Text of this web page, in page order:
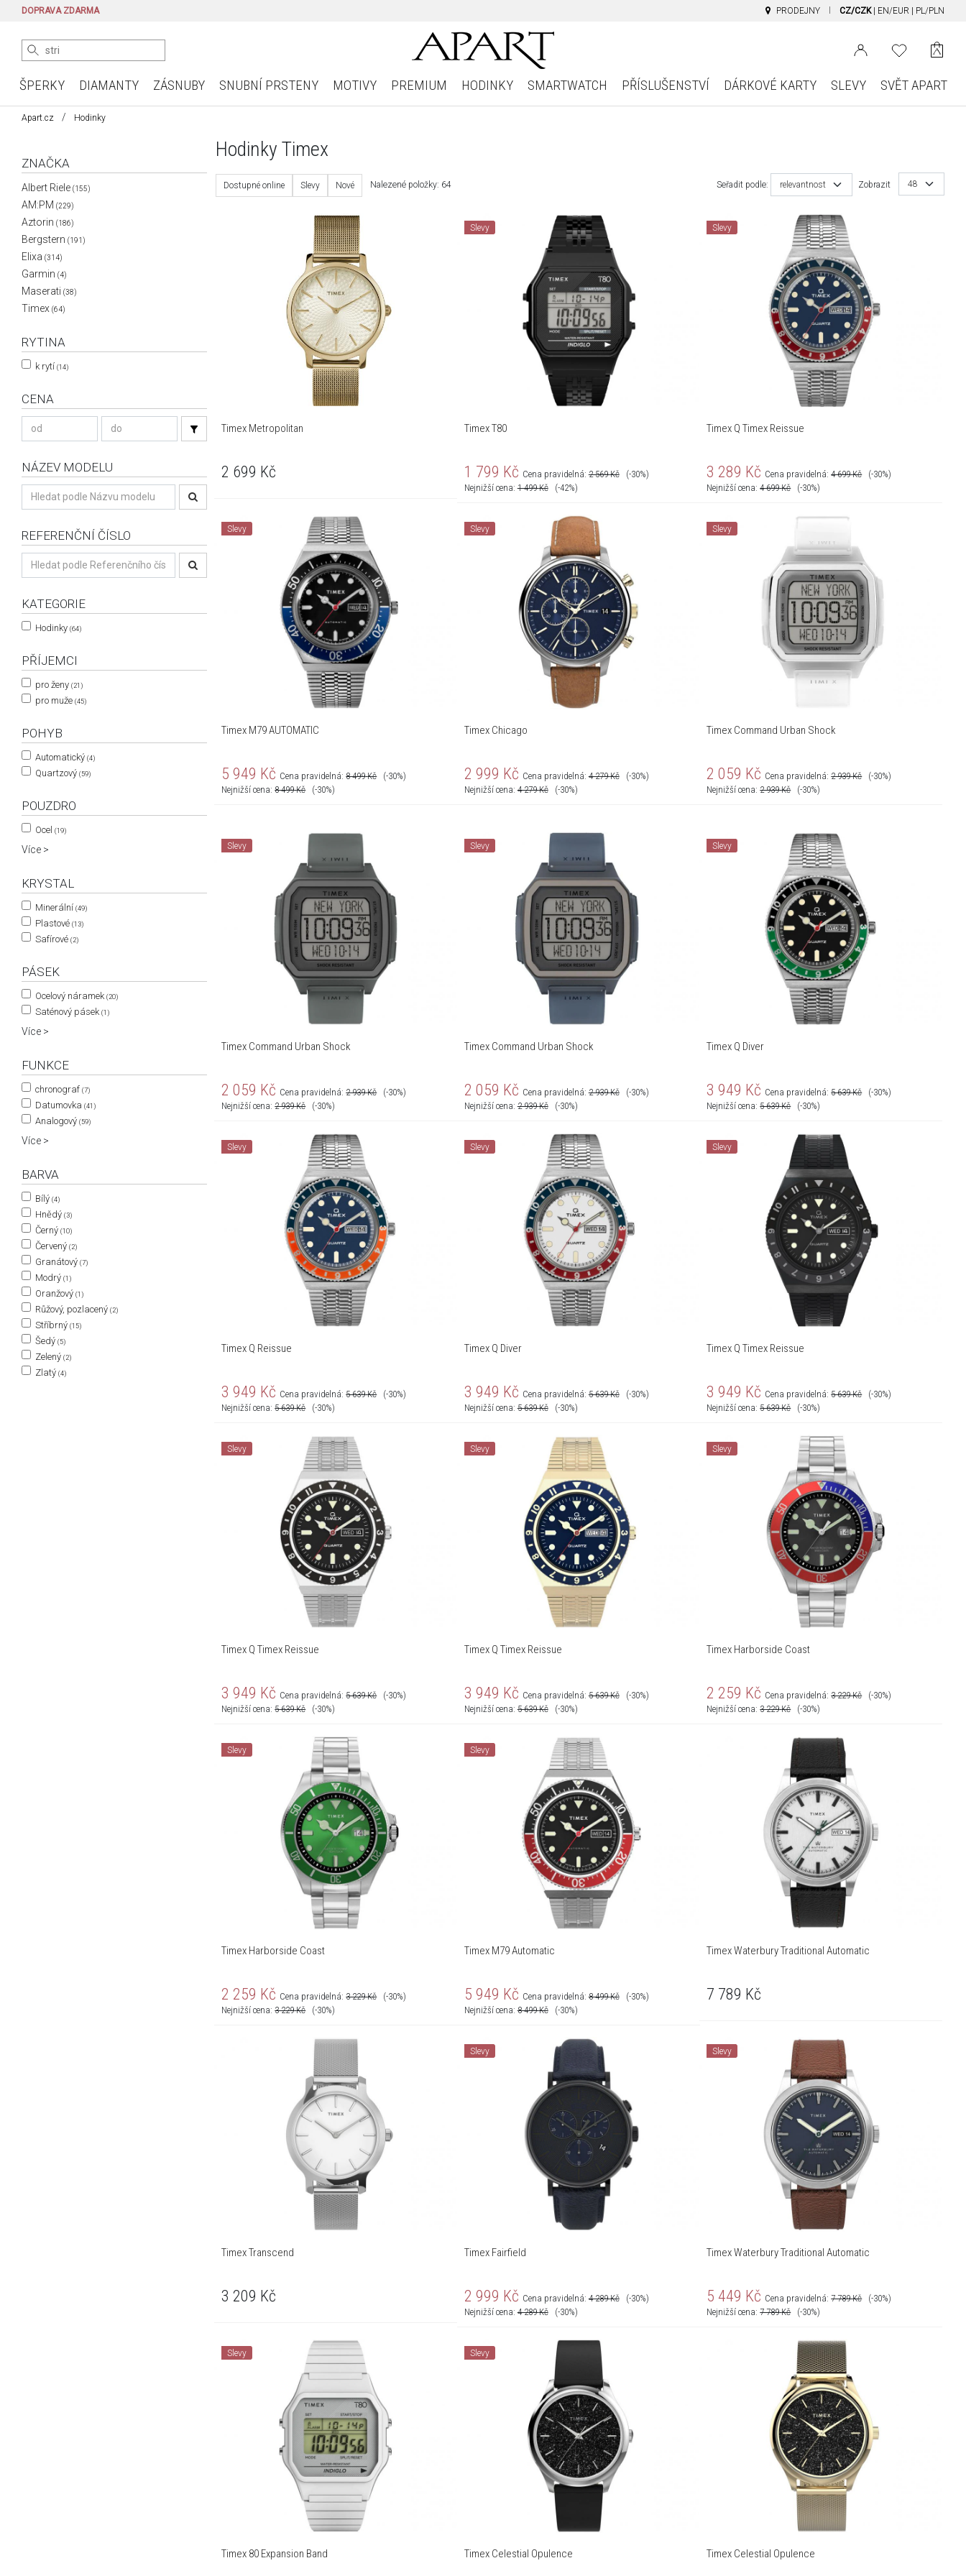
DOPRAVA ZDARMA PRODEJNY CZ/CZK EN/EUR PL/PLN
ŠPERKY DIAMANTY ZÁSNUBY SNUBNÍ PRSTENY MOTIVY PREMIUM HODINKY SMARTWATCH PŘÍSLUŠENSTVÍ DÁRKOVÉ KARTY SLEVY SVĚT APART
Apart.cz Hodinky
ZNAČKA
Albert Riele (155)
AM:PM (229)
Aztorin (186)
Bergstern (191)
Elixa (314)
Garmin (4)
Maserati (38)
Timex (64)
RYTINA
k rytí (14)
CENA
NÁZEV MODELU
REFERENČNÍ ČÍSLO
KATEGORIE
Hodinky (64)
PŘÍJEMCI
pro ženy (21)
pro muže (45)
POHYB
Automatický (4)
Quartzový (59)
POUZDRO
Ocel (19)
Více >
KRYSTAL
Minerální (49)
Plastové (13)
Safírové (2)
PÁSEK
Ocelový náramek (20)
Saténový pásek (1)
Více >
FUNKCE
chronograf (7)
Datumovka (41)
Analogový (59)
Více >
BARVA
Bílý (4)
Hnědý (3)
Černý (10)
Červený (2)
Granátový (7)
Modrý (1)
Oranžový (1)
Růžový, pozlacený (2)
Stříbrný (15)
Šedý (5)
Zelený (2)
Zlatý (4)
Hodinky Timex
Seřadit podle: relevantnost Zobrazit 48
Dostupné online Slevy Nové Nalezené položky: 64
Timex Metropolitan
2 699 Kč
Slevy
Timex T80
1 799 Kč Cena pravidelná:2 569 Kč
(-30%)
Nejnižší cena:1 499 Kč (-42%)
Slevy
Timex Q Timex Reissue
3 289 Kč Cena pravidelná:4 699 Kč
(-30%)
Nejnižší cena:4 699 Kč (-30%)
Slevy
Timex M79 AUTOMATIC
5 949 Kč Cena pravidelná:8 499 Kč
(-30%)
Nejnižší cena:8 499 Kč (-30%)
Slevy
Timex Chicago
2 999 Kč Cena pravidelná:4 279 Kč
(-30%)
Nejnižší cena:4 279 Kč (-30%)
Slevy
Timex Command Urban Shock
2 059 Kč Cena pravidelná:2 939 Kč
(-30%)
Nejnižší cena:2 939 Kč (-30%)
Slevy
Timex Command Urban Shock
2 059 Kč Cena pravidelná:2 939 Kč
(-30%)
Nejnižší cena:2 939 Kč (-30%)
Slevy
Timex Command Urban Shock
2 059 Kč Cena pravidelná:2 939 Kč
(-30%)
Nejnižší cena:2 939 Kč (-30%)
Slevy
Timex Q Diver
3 949 Kč Cena pravidelná:5 639 Kč
(-30%)
Nejnižší cena:5 639 Kč (-30%)
Slevy
Timex Q Reissue
3 949 Kč Cena pravidelná:5 639 Kč
(-30%)
Nejnižší cena:5 639 Kč (-30%)
Slevy
Timex Q Diver
3 949 Kč Cena pravidelná:5 639 Kč
(-30%)
Nejnižší cena:5 639 Kč (-30%)
Slevy
Timex Q Timex Reissue
3 949 Kč Cena pravidelná:5 639 Kč
(-30%)
Nejnižší cena:5 639 Kč (-30%)
Slevy
Timex Q Timex Reissue
3 949 Kč Cena pravidelná:5 639 Kč
(-30%)
Nejnižší cena:5 639 Kč (-30%)
Slevy
Timex Q Timex Reissue
3 949 Kč Cena pravidelná:5 639 Kč
(-30%)
Nejnižší cena:5 639 Kč (-30%)
Slevy
Timex Harborside Coast
2 259 Kč Cena pravidelná:3 229 Kč
(-30%)
Nejnižší cena:3 229 Kč (-30%)
Slevy
Timex Harborside Coast
2 259 Kč Cena pravidelná:3 229 Kč
(-30%)
Nejnižší cena:3 229 Kč (-30%)
Slevy
Timex M79 Automatic
5 949 Kč Cena pravidelná:8 499 Kč
(-30%)
Nejnižší cena:8 499 Kč (-30%)
Timex Waterbury Traditional Automatic
7 789 Kč
Timex Transcend
3 209 Kč
Slevy
Timex Fairfield
2 999 Kč Cena pravidelná:4 289 Kč
(-30%)
Nejnižší cena:4 289 Kč (-30%)
Slevy
Timex Waterbury Traditional Automatic
5 449 Kč Cena pravidelná:7 789 Kč
(-30%)
Nejnižší cena:7 789 Kč (-30%)
Slevy
Timex 80 Expansion Band
Slevy
Timex Celestial Opulence Timex Celestial Opulence